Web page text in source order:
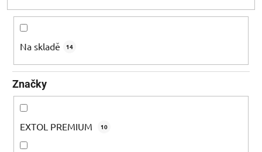
d
ů
Na skladě 14
Značky
EXTOL PREMIUM 10